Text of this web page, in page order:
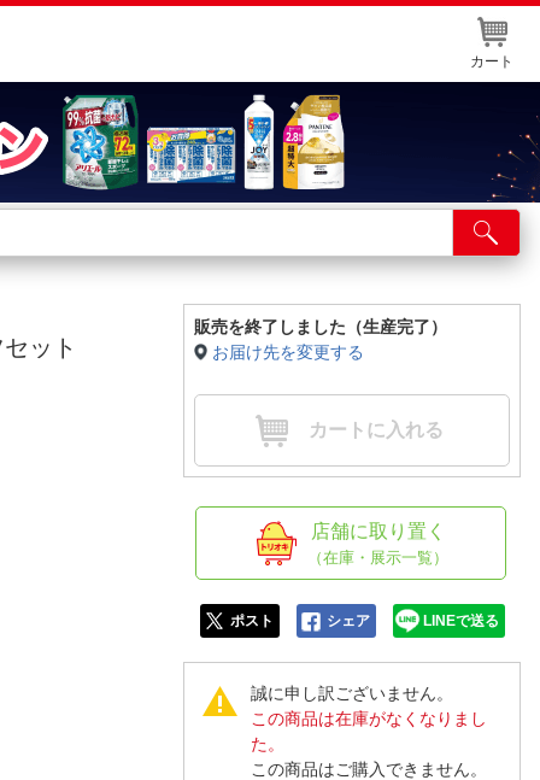
カート
舗サービス
ト取り置き
舗情報・店舗一覧
ット
販売を終了しました（生産完了）
お届け先を変更する
カートに入れる
店舗に取り置く
（在庫・展示一覧）
ポスト シェア LINEで送る
誠に申し訳ございません。
この商品は在庫がなくなりまし
た。
この商品はご購入できません。